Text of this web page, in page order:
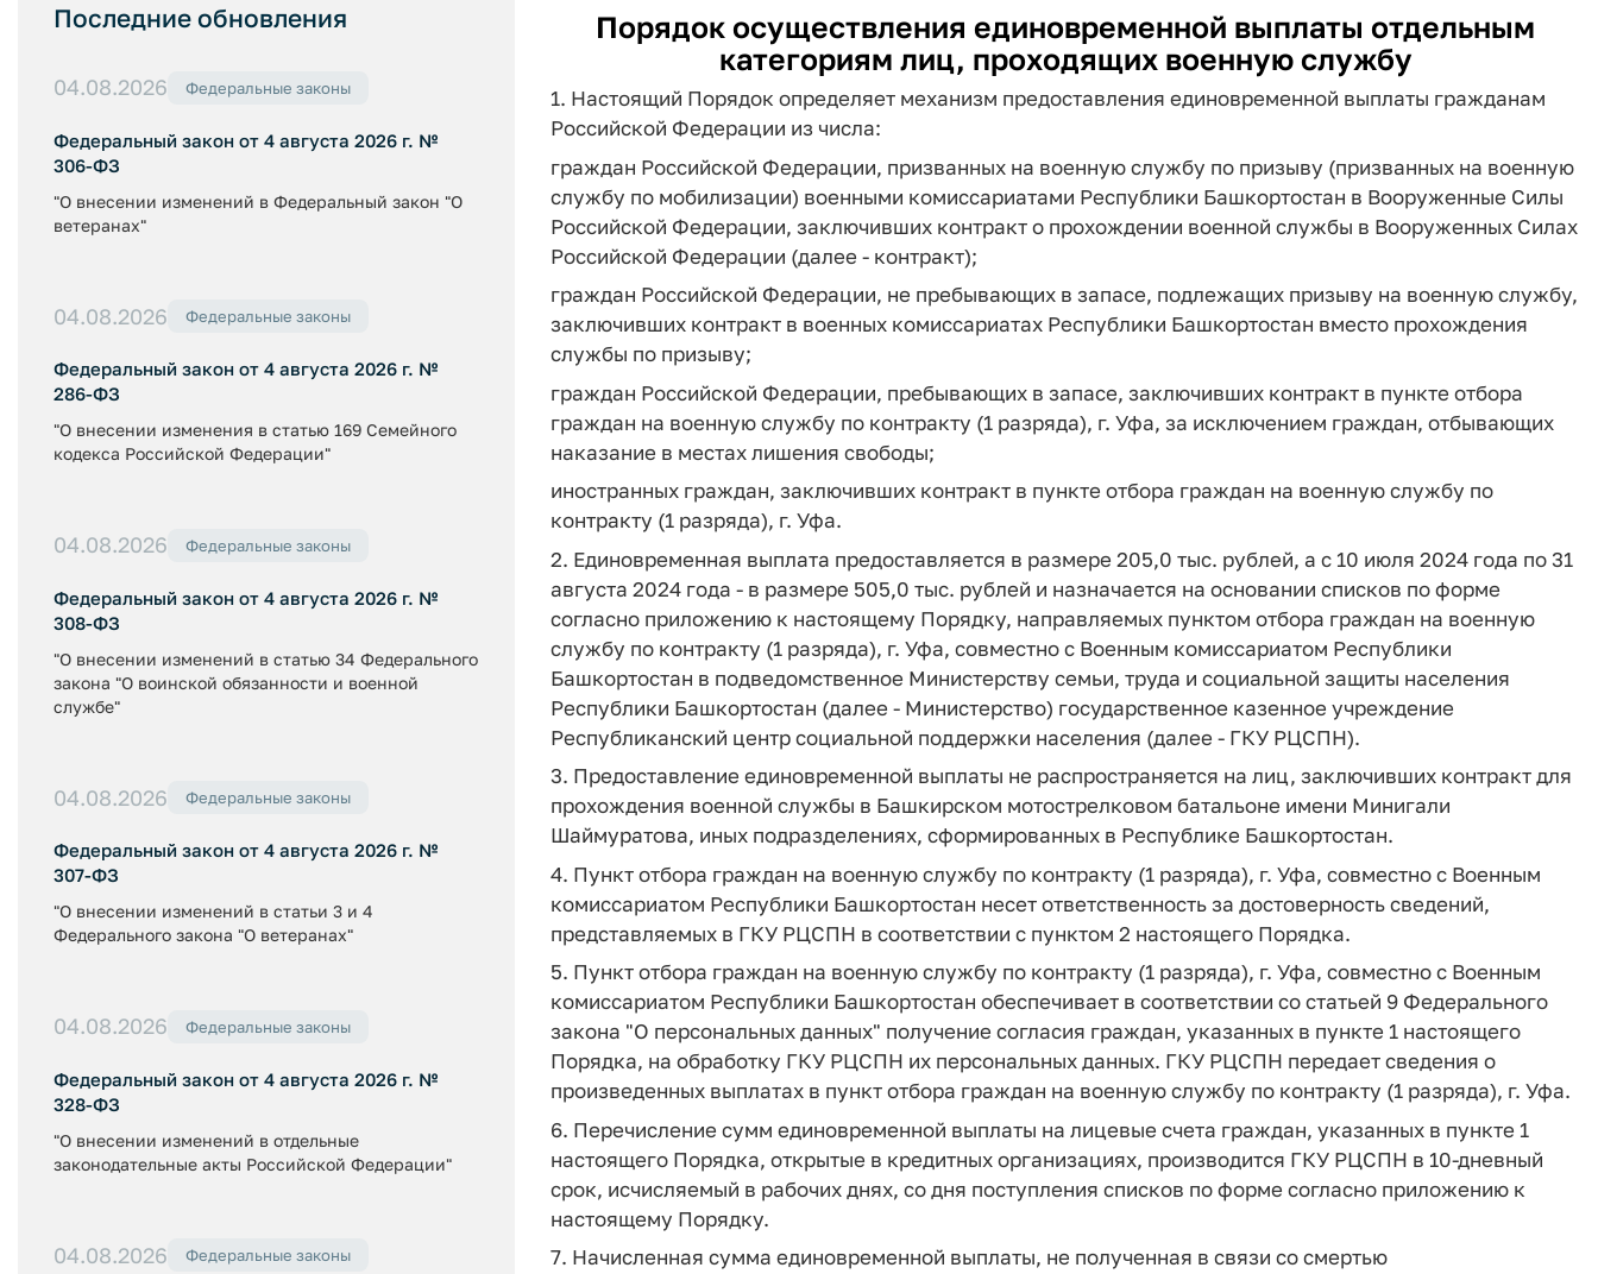
Последние обновления
04.08.2026 Федеральные законы
Федеральный закон от 4 августа 2026 г. №
306-ФЗ
"О внесении изменений в Федеральный закон "О
ветеранах"
04.08.2026 Федеральные законы
Федеральный закон от 4 августа 2026 г. №
286-ФЗ
"О внесении изменения в статью 169 Семейного
кодекса Российской Федерации"
04.08.2026 Федеральные законы
Федеральный закон от 4 августа 2026 г. №
308-ФЗ
"О внесении изменений в статью 34 Федерального
закона "О воинской обязанности и военной
службе"
04.08.2026 Федеральные законы
Федеральный закон от 4 августа 2026 г. №
307-ФЗ
"О внесении изменений в статьи 3 и 4
Федерального закона "О ветеранах"
04.08.2026 Федеральные законы
Федеральный закон от 4 августа 2026 г. №
328-ФЗ
"О внесении изменений в отдельные
законодательные акты Российской Федерации"
04.08.2026 Федеральные законы
Порядок осуществления единовременной выплаты отдельным
категориям лиц, проходящих военную службу
1. Настоящий Порядок определяет механизм предоставления единовременной выплаты гражданам
Российской Федерации из числа:
граждан Российской Федерации, призванных на военную службу по призыву (призванных на военную
службу по мобилизации) военными комиссариатами Республики Башкортостан в Вооруженные Силы
Российской Федерации, заключивших контракт о прохождении военной службы в Вооруженных Силах
Российской Федерации (далее - контракт);
граждан Российской Федерации, не пребывающих в запасе, подлежащих призыву на военную службу,
заключивших контракт в военных комиссариатах Республики Башкортостан вместо прохождения
службы по призыву;
граждан Российской Федерации, пребывающих в запасе, заключивших контракт в пункте отбора
граждан на военную службу по контракту (1 разряда), г. Уфа, за исключением граждан, отбывающих
наказание в местах лишения свободы;
иностранных граждан, заключивших контракт в пункте отбора граждан на военную службу по
контракту (1 разряда), г. Уфа.
2. Единовременная выплата предоставляется в размере 205,0 тыс. рублей, а с 10 июля 2024 года по 31
августа 2024 года - в размере 505,0 тыс. рублей и назначается на основании списков по форме
согласно приложению к настоящему Порядку, направляемых пунктом отбора граждан на военную
службу по контракту (1 разряда), г. Уфа, совместно с Военным комиссариатом Республики
Башкортостан в подведомственное Министерству семьи, труда и социальной защиты населения
Республики Башкортостан (далее - Министерство) государственное казенное учреждение
Республиканский центр социальной поддержки населения (далее - ГКУ РЦСПН).
3. Предоставление единовременной выплаты не распространяется на лиц, заключивших контракт для
прохождения военной службы в Башкирском мотострелковом батальоне имени Минигали
Шаймуратова, иных подразделениях, сформированных в Республике Башкортостан.
4. Пункт отбора граждан на военную службу по контракту (1 разряда), г. Уфа, совместно с Военным
комиссариатом Республики Башкортостан несет ответственность за достоверность сведений,
представляемых в ГКУ РЦСПН в соответствии с пунктом 2 настоящего Порядка.
5. Пункт отбора граждан на военную службу по контракту (1 разряда), г. Уфа, совместно с Военным
комиссариатом Республики Башкортостан обеспечивает в соответствии со статьей 9 Федерального
закона "О персональных данных" получение согласия граждан, указанных в пункте 1 настоящего
Порядка, на обработку ГКУ РЦСПН их персональных данных. ГКУ РЦСПН передает сведения о
произведенных выплатах в пункт отбора граждан на военную службу по контракту (1 разряда), г. Уфа.
6. Перечисление сумм единовременной выплаты на лицевые счета граждан, указанных в пункте 1
настоящего Порядка, открытые в кредитных организациях, производится ГКУ РЦСПН в 10-дневный
срок, исчисляемый в рабочих днях, со дня поступления списков по форме согласно приложению к
настоящему Порядку.
7. Начисленная сумма единовременной выплаты, не полученная в связи со смертью